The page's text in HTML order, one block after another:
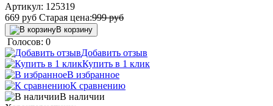
Артикул: 125319
669 руб Старая цена:999руб
В корзину
Голосов: 0
Добавить отзыв
Купить в 1 клик
В избранное
К сравнению
В наличии